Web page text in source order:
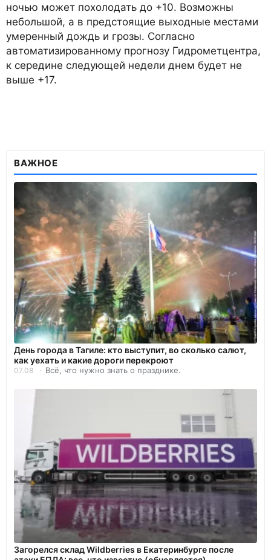
ночью может похолодать до +10. Возможны
небольшой, а в предстоящие выходные местами
умеренный дождь и грозы. Согласно
автоматизированному прогнозу Гидрометцентра,
к середине следующей недели днем будет не
выше +17.
ВАЖНОЕ
День города в Тагиле: кто выступит, во сколько салют,
как уехать и какие дороги перекроют
07.08 Всё, что нужно знать о празднике.
Загорелся склад Wildberries в Екатеринбурге после